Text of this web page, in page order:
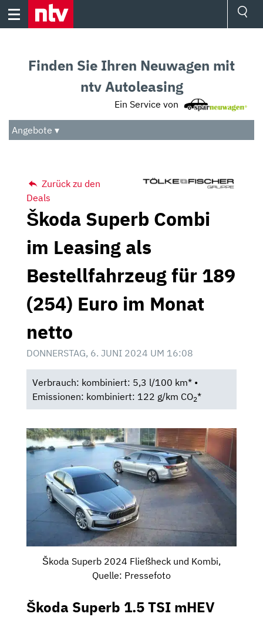
Skip
Audio
Das Beste
Finden Sie Ihren Neuwagen mit
ntv Autoleasing
Ein Service von
Angebote ▾
Zurück zu den
Deals
Škoda Superb Combi
im Leasing als
Bestellfahrzeug für 189
(254) Euro im Monat
netto
DONNERSTAG, 6. JUNI 2024 UM 16:08
Verbrauch: kombiniert: 5,3 l/100 km* •
Emissionen: kombiniert: 122 g/km CO2*
Škoda Superb 2024 Fließheck und Kombi,
Quelle: Pressefoto
Škoda Superb 1.5 TSI mHEV